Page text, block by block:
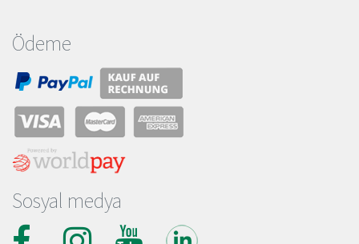
Ödeme
Sosyal medya